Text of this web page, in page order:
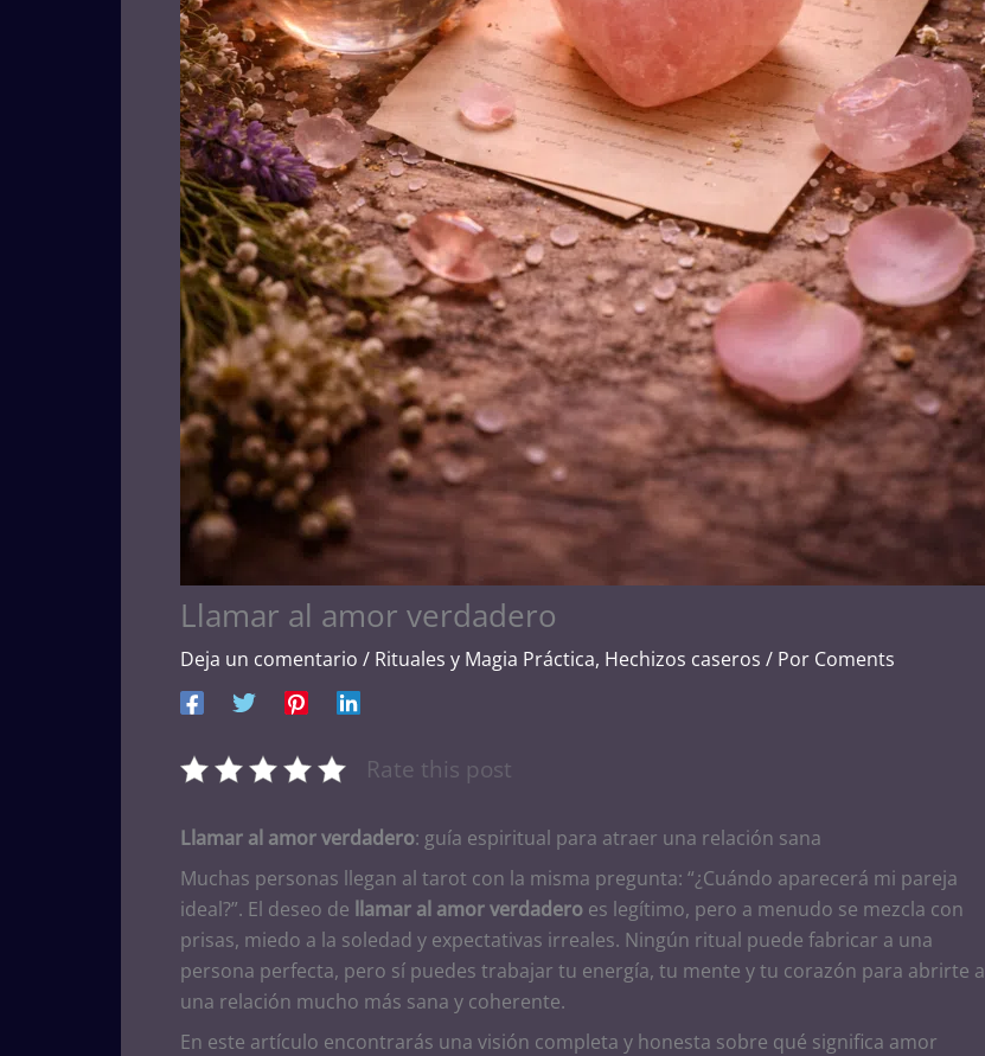
Llamar al amor verdadero
Deja un comentario / Rituales y Magia Práctica, Hechizos caseros / Por Coments
Rate this post
Llamar al amor verdadero: guía espiritual para atraer una relación sana
Muchas personas llegan al tarot con la misma pregunta: “¿Cuándo aparecerá mi pareja
ideal?”. El deseo de
llamar al amor verdadero es legítimo, pero a menudo se mezcla con
prisas, miedo a la soledad y expectativas irreales. Ningún ritual puede fabricar a una
persona perfecta, pero sí puedes trabajar tu energía, tu mente y tu corazón para abrirte a
una relación mucho más sana y coherente.
En este artículo encontrarás una visión completa y honesta sobre qué significa amor